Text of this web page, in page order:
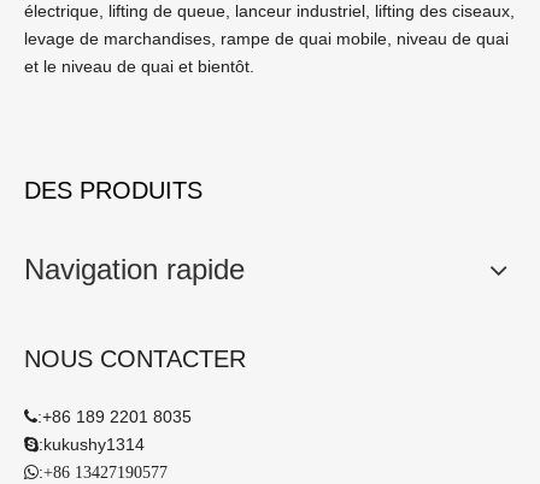
électrique, lifting de queue, lanceur industriel, lifting des ciseaux,
levage de marchandises, rampe de quai mobile, niveau de quai
et le niveau de quai et bientôt.
DES PRODUITS
Navigation rapide
NOUS CONTACTER
:+86 189 2201 8035
:kukushy1314
:+86 13427190577